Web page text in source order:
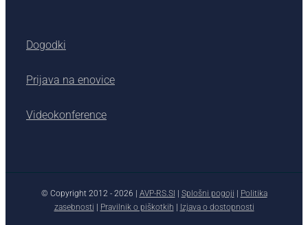
Dogodki
Prijava na enovice
Videokonference
© Copyright 2012 - 2026 | AVP-RS.SI Splošni pogoji
Politika
zasebnosti
Pravilnik o piškotkih Izjava o dostopnosti